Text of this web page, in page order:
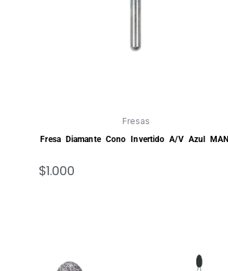
Fresas
Fresa Diamante Cono Invertido A/V Azul MANI
$1.000